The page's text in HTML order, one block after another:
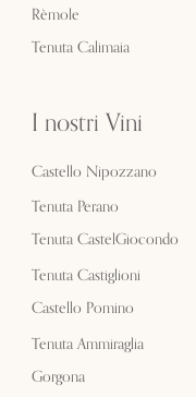
Rèmole
Tenuta Calimaia
I nostri Vini
Castello Nipozzano
Tenuta Perano
Tenuta CastelGiocondo
Tenuta Castiglioni
Castello Pomino
Tenuta Ammiraglia
Gorgona